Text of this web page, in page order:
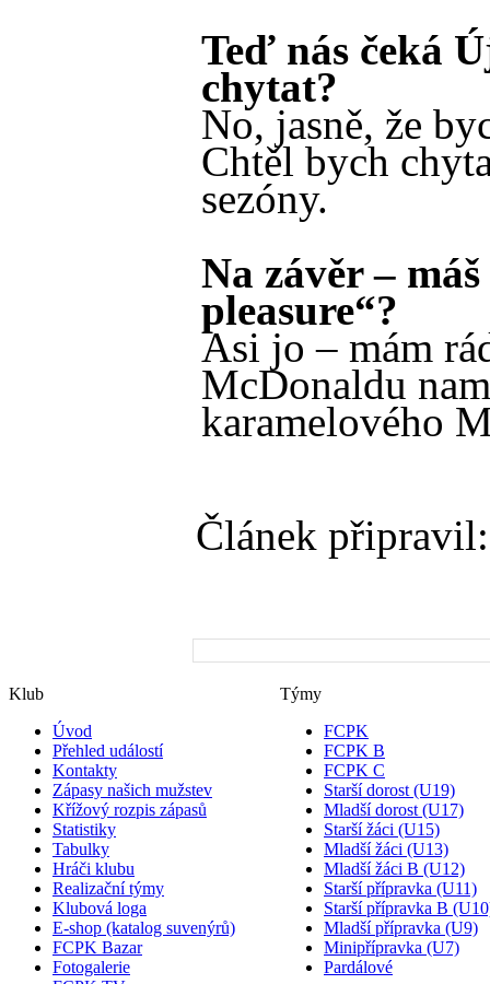
Teď nás čeká
chytat?
No, jasně, že
Chtěl bych
sezóny.
Na závěr –
pleasure“?
Asi jo – mám
McDonaldu
karamelového
Článek připravil:
Klub
Úvod
Přehled událostí
Kontakty
Zápasy našich mužstev
Křížový rozpis zápasů
Statistiky
Tabulky
Hráči klubu
Realizační týmy
Klubová loga
E-shop (katalog suvenýrů)
FCPK Bazar
Fotogalerie
Týmy
FCPK
FCPK B
FCPK C
Starší dorost (U19)
Mladší dorost (U17)
Starší žáci (U15)
Mladší žáci (U13)
Mladší žáci B (U12)
Starší přípravka (U11)
Starší přípravka B
Mladší přípravka (U9)
Minipřípravka (U7)
Pardálové